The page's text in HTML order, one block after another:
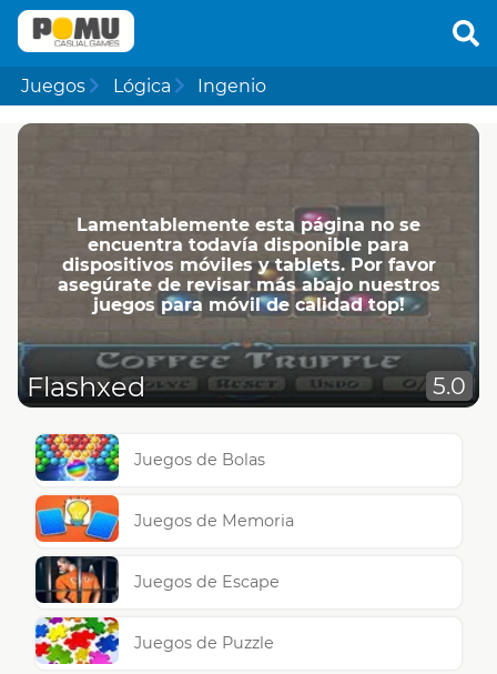
Juegos Lógica Ingenio
Lamentablemente esta página no se
encuentra todavía disponible para
dispositivos móviles y tablets. Por favor
asegúrate de revisar más abajo nuestros
juegos para móvil de calidad top!
Flashxed 5.0
Juegos de Bolas
Juegos de Memoria
Juegos de Escape
Juegos de Puzzle